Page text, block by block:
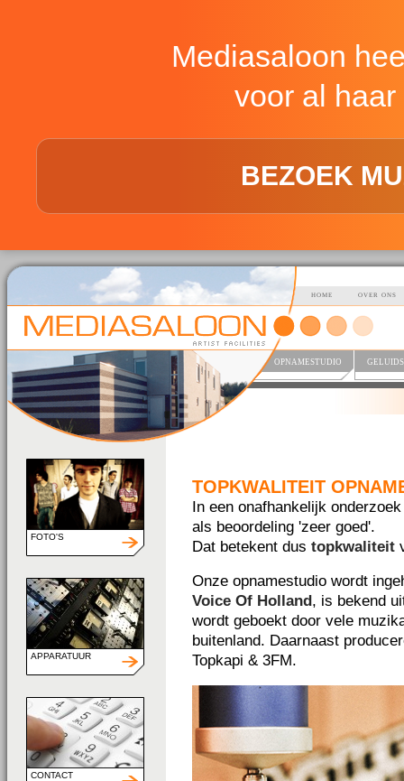
Mediasaloon
voor al
BEZOEK
HOME OVER ONS
OPNAMESTUDIO
FOTO'S
APPARATUUR
CONTACT
TOPKWALITEIT
In een onafhankelijk
als beoordeling 'zeer goed'.
Dat betekent dus topkwaliteit
Onze opnamestudio wordt
Voice Of Holland, is bekend
wordt geboekt door vele
buitenland. Daarnaast
Topkapi & 3FM.